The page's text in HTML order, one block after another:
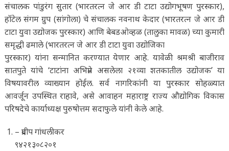
संचालक पांडुरंग सुतार (भारतरत्न जे आर डी टाटा उद्योगभूषण पुरस्कार),
हॉटेल संगम ग्रुप (सांगोला) चे संचालक नवनाथ केदार (भारतरत्न जे आर डी
टाटा युवा उद्योजक पुरस्कार) आणि बेबडओव्हळ (तालुका मावळ) च्या कुमारी
समृद्धी ढमाले (भारतरत्न जे आर डी टाटा युवा उद्योजिका
पुरस्कार) यांना सन्मानित करण्यात येणार आहे. यावेळी श्रमश्री बाजीराव
सातपुते यांचे ‘टाटांना अभिप्रेत असलेला २१व्या शतकातील उद्योजक’ या
विषयावरील व्याख्यान होईल. सर्व नागरिकांनी या पुरस्कार सोहळ्यात
आवर्जून उपस्थित राहावे, असे आवाहन महाराष्ट्र राज्य औद्योगिक विकास
परिषदेचे कार्याध्यक्ष पुरुषोत्तम सदाफुले यांनी केले आहे.
– प्रदीप गांधलीकर
९४२१३०८२०१